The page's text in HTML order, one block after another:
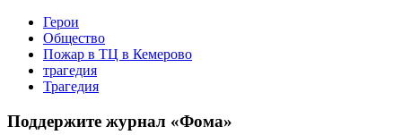
Герои
Общество
Пожар в ТЦ в Кемерово
трагедия
Трагедия
Поддержите журнал «Фома»